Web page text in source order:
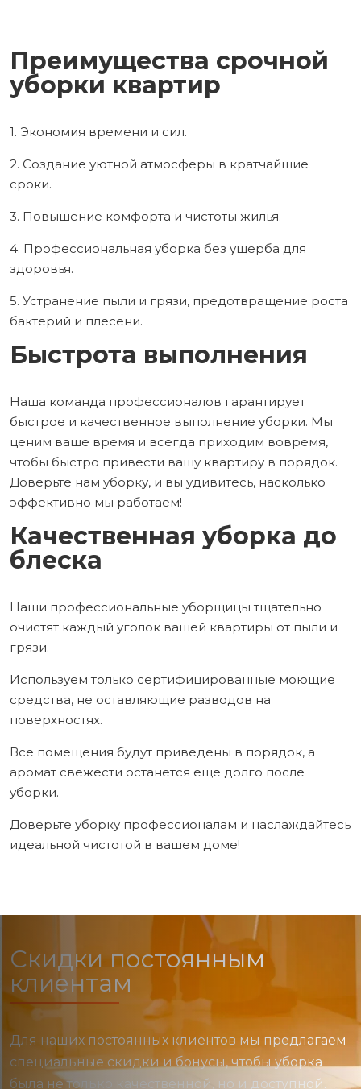
Преимущества срочной
уборки квартир
1. Экономия времени и сил.
2. Создание уютной атмосферы в кратчайшие
сроки.
3. Повышение комфорта и чистоты жилья.
4. Профессиональная уборка без ущерба для
здоровья.
5. Устранение пыли и грязи, предотвращение роста
бактерий и плесени.
Быстрота выполнения
Наша команда профессионалов гарантирует
быстрое и качественное выполнение уборки. Мы
ценим ваше время и всегда приходим вовремя,
чтобы быстро привести вашу квартиру в порядок.
Доверьте нам уборку, и вы удивитесь, насколько
эффективно мы работаем!
Качественная уборка до
блеска
Наши профессиональные уборщицы тщательно
очистят каждый уголок вашей квартиры от пыли и
грязи.
Используем только сертифицированные моющие
средства, не оставляющие разводов на
поверхностях.
Все помещения будут приведены в порядок, а
аромат свежести останется еще долго после
уборки.
Доверьте уборку профессионалам и наслаждайтесь
идеальной чистотой в вашем доме!
Скидки постоянным
клиентам
Для наших постоянных клиентов мы предлагаем
специальные скидки и бонусы, чтобы уборка
была не только качественной, но и доступной.